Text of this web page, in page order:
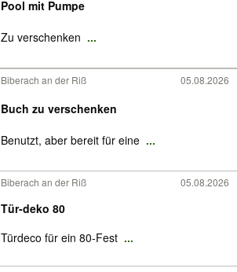
Pool mit Pumpe
Zu verschenken ...
Biberach an der Riß 05.08.2026
Buch zu verschenken
Benutzt, aber bereit für eine ...
Biberach an der Riß 05.08.2026
Tür-deko 80
Türdeco für ein 80-Fest ...